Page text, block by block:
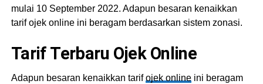
mulai 10 September 2022. Adapun besaran kenaikkan
tarif ojek online ini beragam berdasarkan sistem zonasi.
Tarif Terbaru Ojek Online
Adapun besaran kenaikkan tarifojek onlineini beragam